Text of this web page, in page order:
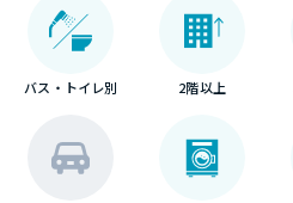
バス・トイレ別 2階以上